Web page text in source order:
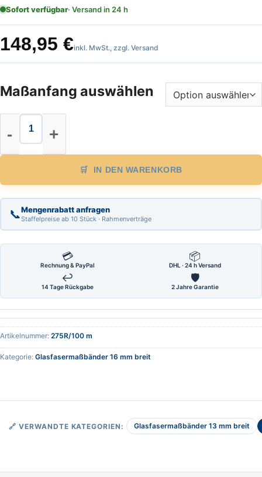
Sofort verfügbar· Versand in 24 h
148,95 €inkl. MwSt., zzgl. Versand
Maßanfang auswählen
Glasfaser Maßband Länge 100m,
IN DEN WARENKORB
📞Mengenrabatt anfragen
Staffelpreise ab 10 Stück · Rahmenverträge
💳
Rechnung & PayPal
📦
DHL · 24 h Versand
↩
14 Tage Rückgabe
🛡
2 Jahre Garantie
Artikelnummer: 275R/100 m
Kategorie: Glasfasermaßbänder 16 mm breit
🔗 VERWANDTE KATEGORIEN: Glasfasermaßbänder 13 mm breit